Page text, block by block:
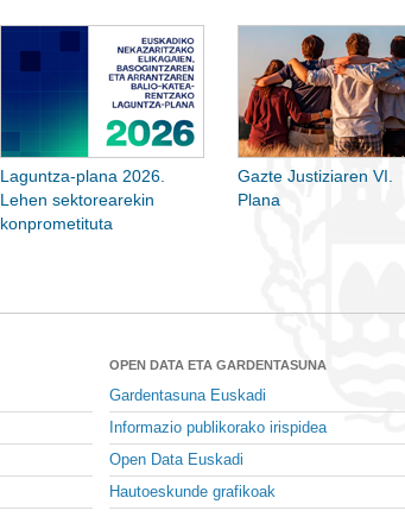
Laguntza-plana 2026.
Lehen sektorearekin
konprometituta
Gazte Justiziaren VI.
Plana
OPEN DATA ETA GARDENTASUNA
Gardentasuna Euskadi
Informazio publikorako irispidea
Open Data Euskadi
Hautoeskunde grafikoak